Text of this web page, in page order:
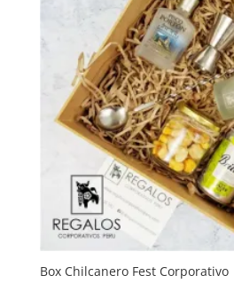
Box Chilcanero Fest Corporativo